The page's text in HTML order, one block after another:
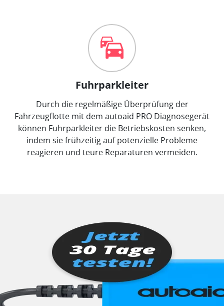
Fuhrparkleiter
Durch die regelmäßige Überprüfung der
Fahrzeugflotte mit dem autoaid PRO Diagnosegerät
können Fuhrparkleiter die Betriebskosten senken,
indem sie frühzeitig auf potenzielle Probleme
reagieren und teure Reparaturen vermeiden.